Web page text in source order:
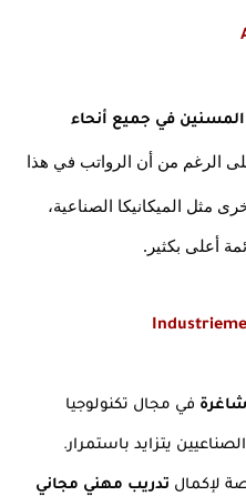
أعلى بكثير.
لإكمال تدريب مهني مجاني